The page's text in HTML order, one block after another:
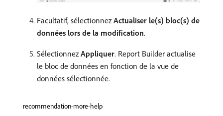
Facultatif, sélectionnez Actualiser le(s) bloc(s) de
données lors de la modification.
Sélectionnez Appliquer. Report Builder actualise
le bloc de données en fonction de la vue de
données sélectionnée.
recommendation-more-help